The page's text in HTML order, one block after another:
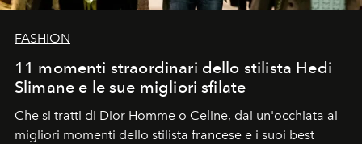
FASHION
11 momenti straordinari dello stilista Hedi
Slimane e le sue migliori sfilate
Che si tratti di Dior Homme o Celine, dai un'occhiata ai
migliori momenti dello stilista francese e i suoi best